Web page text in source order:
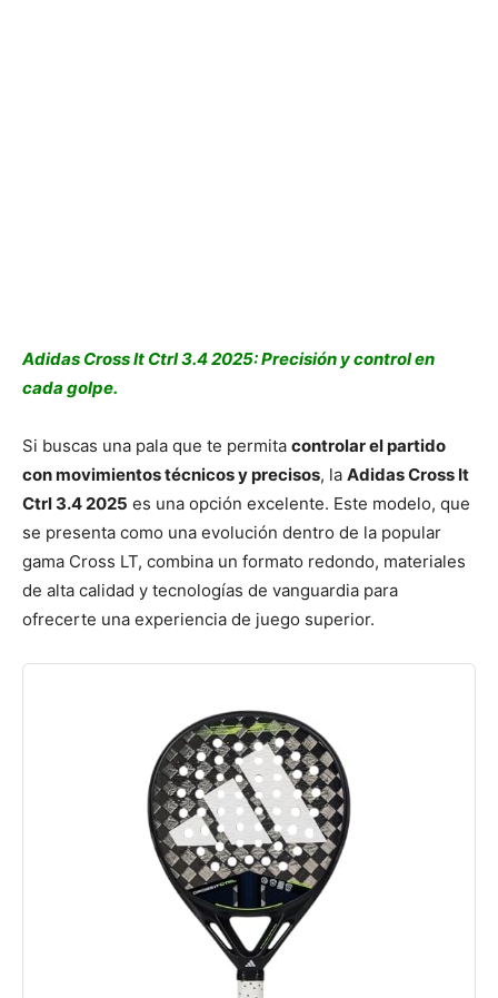
Adidas Cross It Ctrl 3.4 2025: Precisión y control en
cada golpe.
Si buscas una pala que te permita controlar el partido
con movimientos técnicos y precisos, la Adidas Cross It
Ctrl 3.4 2025 es una opción excelente. Este modelo, que
se presenta como una evolución dentro de la popular
gama Cross LT, combina un formato redondo, materiales
de alta calidad y tecnologías de vanguardia para
ofrecerte una experiencia de juego superior.